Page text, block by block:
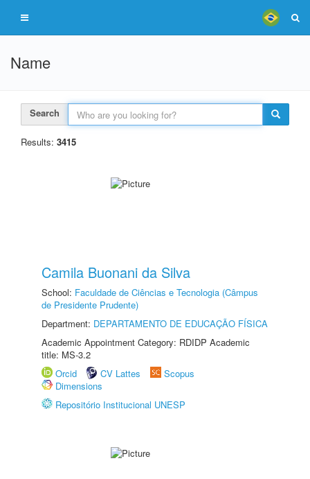
Name
Search
Results: 3415
Camila Buonani da Silva
School: Faculdade de Ciências e Tecnologia (Câmpus
de Presidente Prudente)
Department: DEPARTAMENTO DE EDUCAÇÃO FÍSICA
Academic Appointment Category: RDIDP Academic
title: MS-3.2
Orcid
CV Lattes
Scopus
Dimensions
Repositório Institucional UNESP